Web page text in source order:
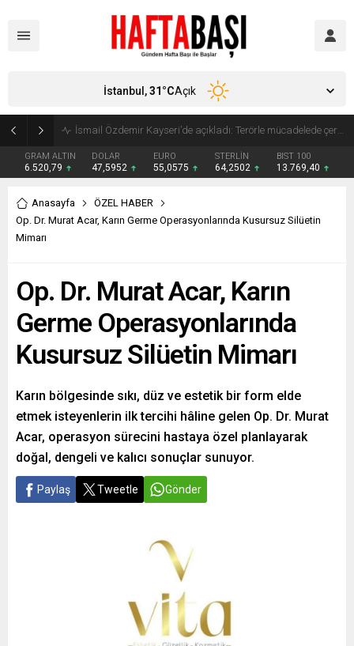
Süleyman Soylu ‘çok korktum’ deyip ilk kez açıkladı: En büyük tehdit dışarısıdır!
GRAM ALTIN
6.520,79
DOLAR
47,5952
EURO
55,0575
STERLİN
64,2502
BIST 100
13.769,40
İstanbul,31°CAçık
Anasayfa
ÖZEL HABER
Op. Dr. Murat Acar, Karın Germe Operasyonlarında Kusursuz Silüetin
Mimarı
Op. Dr. Murat Acar, Karın
Germe Operasyonlarında
Kusursuz Silüetin Mimarı
Karın bölgesinde sıkı, düz ve estetik bir form elde
etmek isteyenlerin ilk tercihi hâline gelen Op. Dr. Murat
Acar, operasyon sürecini hastaya özel planlayarak
doğal, dengeli ve kalıcı sonuçlar sunuyor.
Paylaş Tweetle Gönder